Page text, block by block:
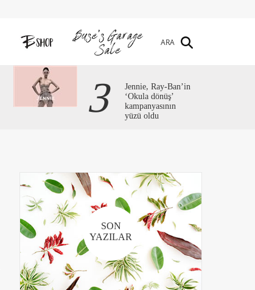
ARA
3
Jennie, Ray-Ban’in
‘Okula dönüş’
kampanyasının
yüzü oldu
SON
YAZILAR